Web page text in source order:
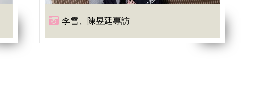
李雪、陳昱廷專訪